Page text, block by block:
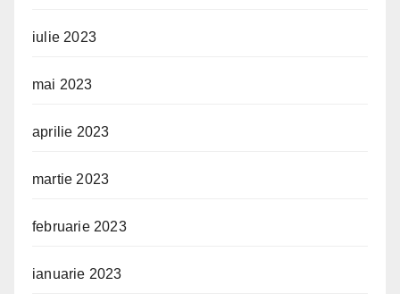
iulie 2023
mai 2023
aprilie 2023
martie 2023
februarie 2023
ianuarie 2023